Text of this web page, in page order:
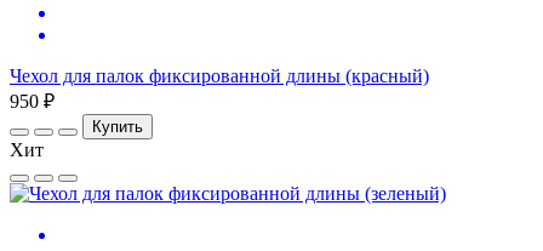
Чехол для палок фиксированной длины (красный)
950 ₽
Купить
Хит